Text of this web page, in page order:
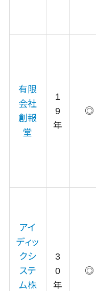
有限
会社
創報
堂
1
9
年
◎
アイ
ディッ
クシ
ステ
ム株
3
0
年
◎